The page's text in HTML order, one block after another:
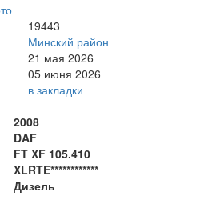
19443
Минский район
21 мая 2026
05 июня 2026
в закладки
2008
DAF
FT XF 105.410
XLRTE************
Дизель